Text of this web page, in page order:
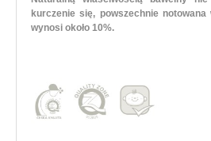
kurczenie się, powszechnie
wynosi około 10%.